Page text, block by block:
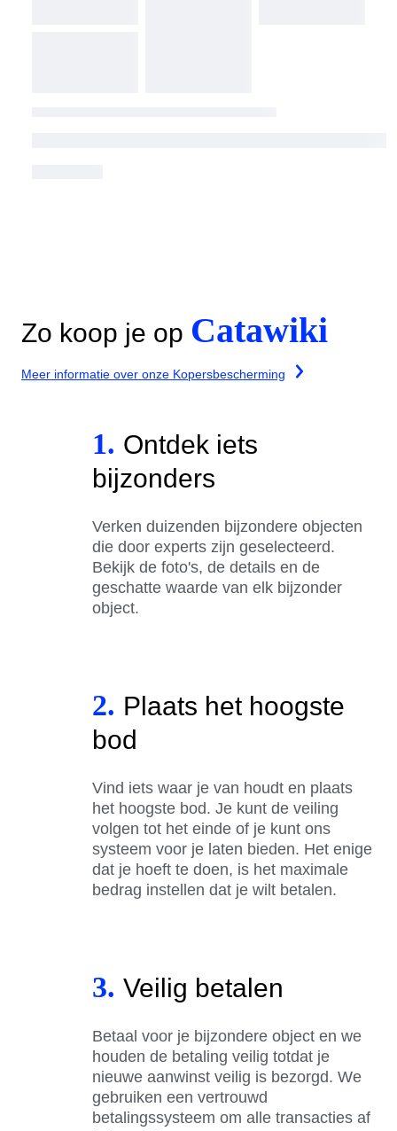
Zo koop je op Catawiki
Meer informatie over onze Kopersbescherming
1. Ontdek iets
bijzonders
Verken duizenden bijzondere objecten
die door experts zijn geselecteerd.
Bekijk de foto's, de details en de
geschatte waarde van elk bijzonder
object.
2. Plaats het hoogste
bod
Vind iets waar je van houdt en plaats
het hoogste bod. Je kunt de veiling
volgen tot het einde of je kunt ons
systeem voor je laten bieden. Het enige
dat je hoeft te doen, is het maximale
bedrag instellen dat je wilt betalen.
3. Veilig betalen
Betaal voor je bijzondere object en we
houden de betaling veilig totdat je
nieuwe aanwinst veilig is bezorgd. We
gebruiken een vertrouwd
betalingssysteem om alle transacties af